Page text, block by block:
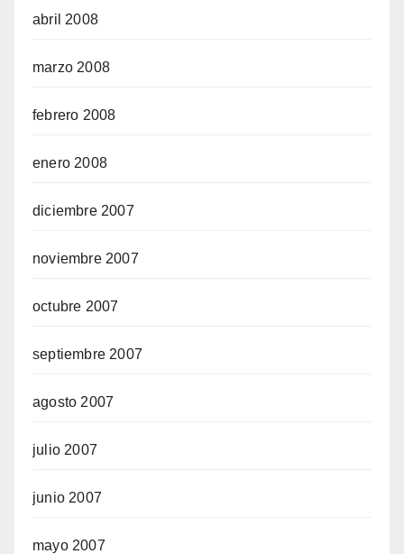
abril 2008
marzo 2008
febrero 2008
enero 2008
diciembre 2007
noviembre 2007
octubre 2007
septiembre 2007
agosto 2007
julio 2007
junio 2007
mayo 2007